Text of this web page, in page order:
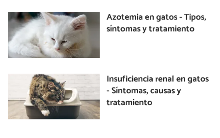
Azotemia en gatos - Tipos,
síntomas y tratamiento
Insuficiencia renal en gatos
- Síntomas, causas y
tratamiento